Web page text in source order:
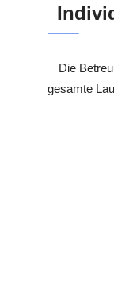
Die
gesamte